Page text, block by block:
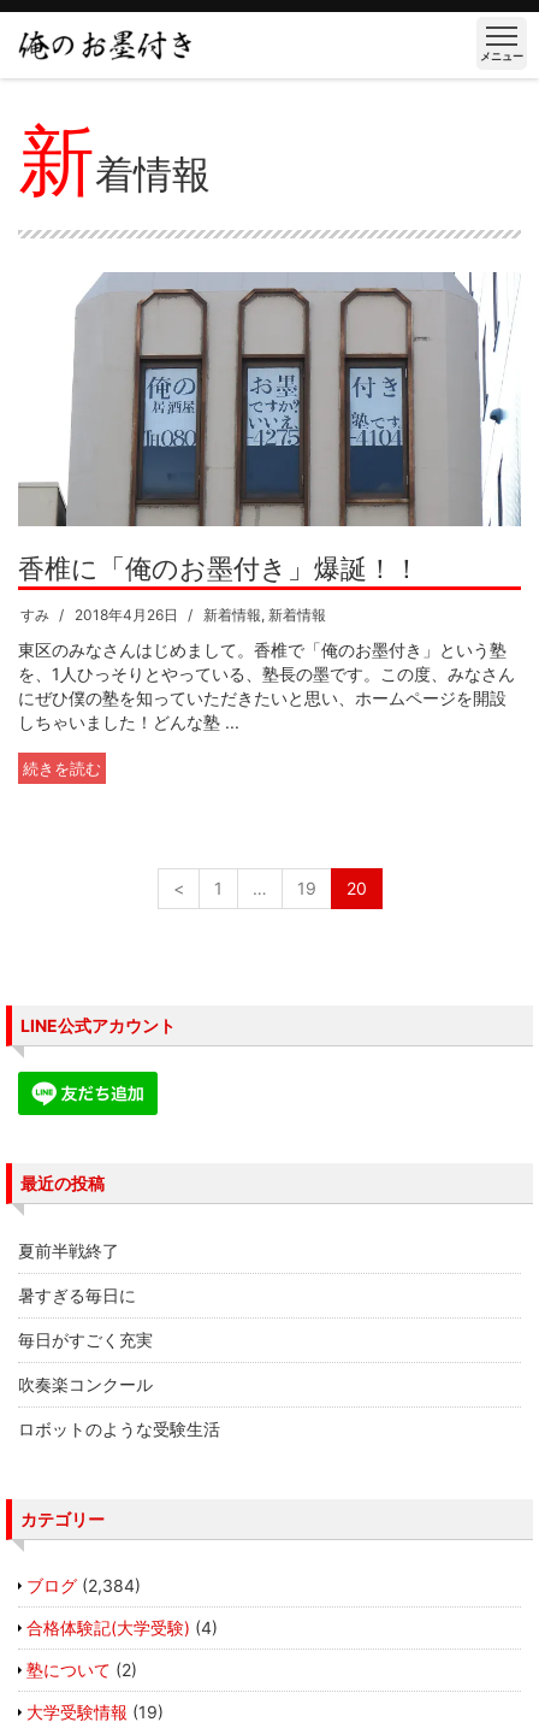
メニュー
新着情報
香椎に「俺のお墨付き」爆誕！！
すみ 2018年4月26日 新着情報, 新着情報
東区のみなさんはじめまして。香椎で「俺のお墨付き」という塾
を、1人ひっそりとやっている、塾長の墨です。この度、みなさん
にぜひ僕の塾を知っていただきたいと思い、ホームページを開設
しちゃいました！どんな塾 ...
続きを読む
< 1 … 19 20
LINE公式アカウント
最近の投稿
夏前半戦終了
暑すぎる毎日に
毎日がすごく充実
吹奏楽コンクール
ロボットのような受験生活
カテゴリー
ブログ (2,384)
合格体験記(大学受験) (4)
塾について (2)
大学受験情報 (19)